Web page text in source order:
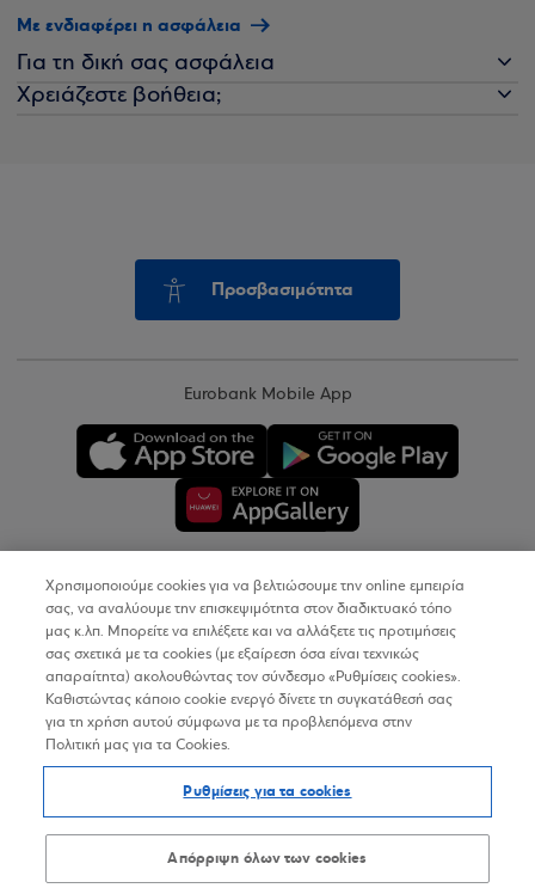
Με ενδιαφέρει η ασφάλεια
Για τη δική σας ασφάλεια
Χρειάζεστε βοήθεια;
Προσβασιμότητα
Eurobank Mobile App
Copyright © 2026
Όροι Χρήσης
Προσωπικά Δεδομένα στον Διαδικτυακό Τόπο
Δήλωση Προσβασιμότητας
Sitemap
Χρησιμοποιούμε cookies για να βελτιώσουμε την online εμπειρία
σας, να αναλύουμε την επισκεψιμότητα στον διαδικτυακό τόπο
μας κ.λπ. Μπορείτε να επιλέξετε και να αλλάξετε τις προτιμήσεις
σας σχετικά με τα cookies (με εξαίρεση όσα είναι τεχνικώς
απαραίτητα) ακολουθώντας τον σύνδεσμο «Ρυθμίσεις cookies».
Καθιστώντας κάποιο cookie ενεργό δίνετε τη συγκατάθεσή σας
για τη χρήση αυτού σύμφωνα με τα προβλεπόμενα στην
Πολιτική μας για τα Cookies.
Ρυθμίσεις για τα cookies
Απόρριψη όλων των cookies